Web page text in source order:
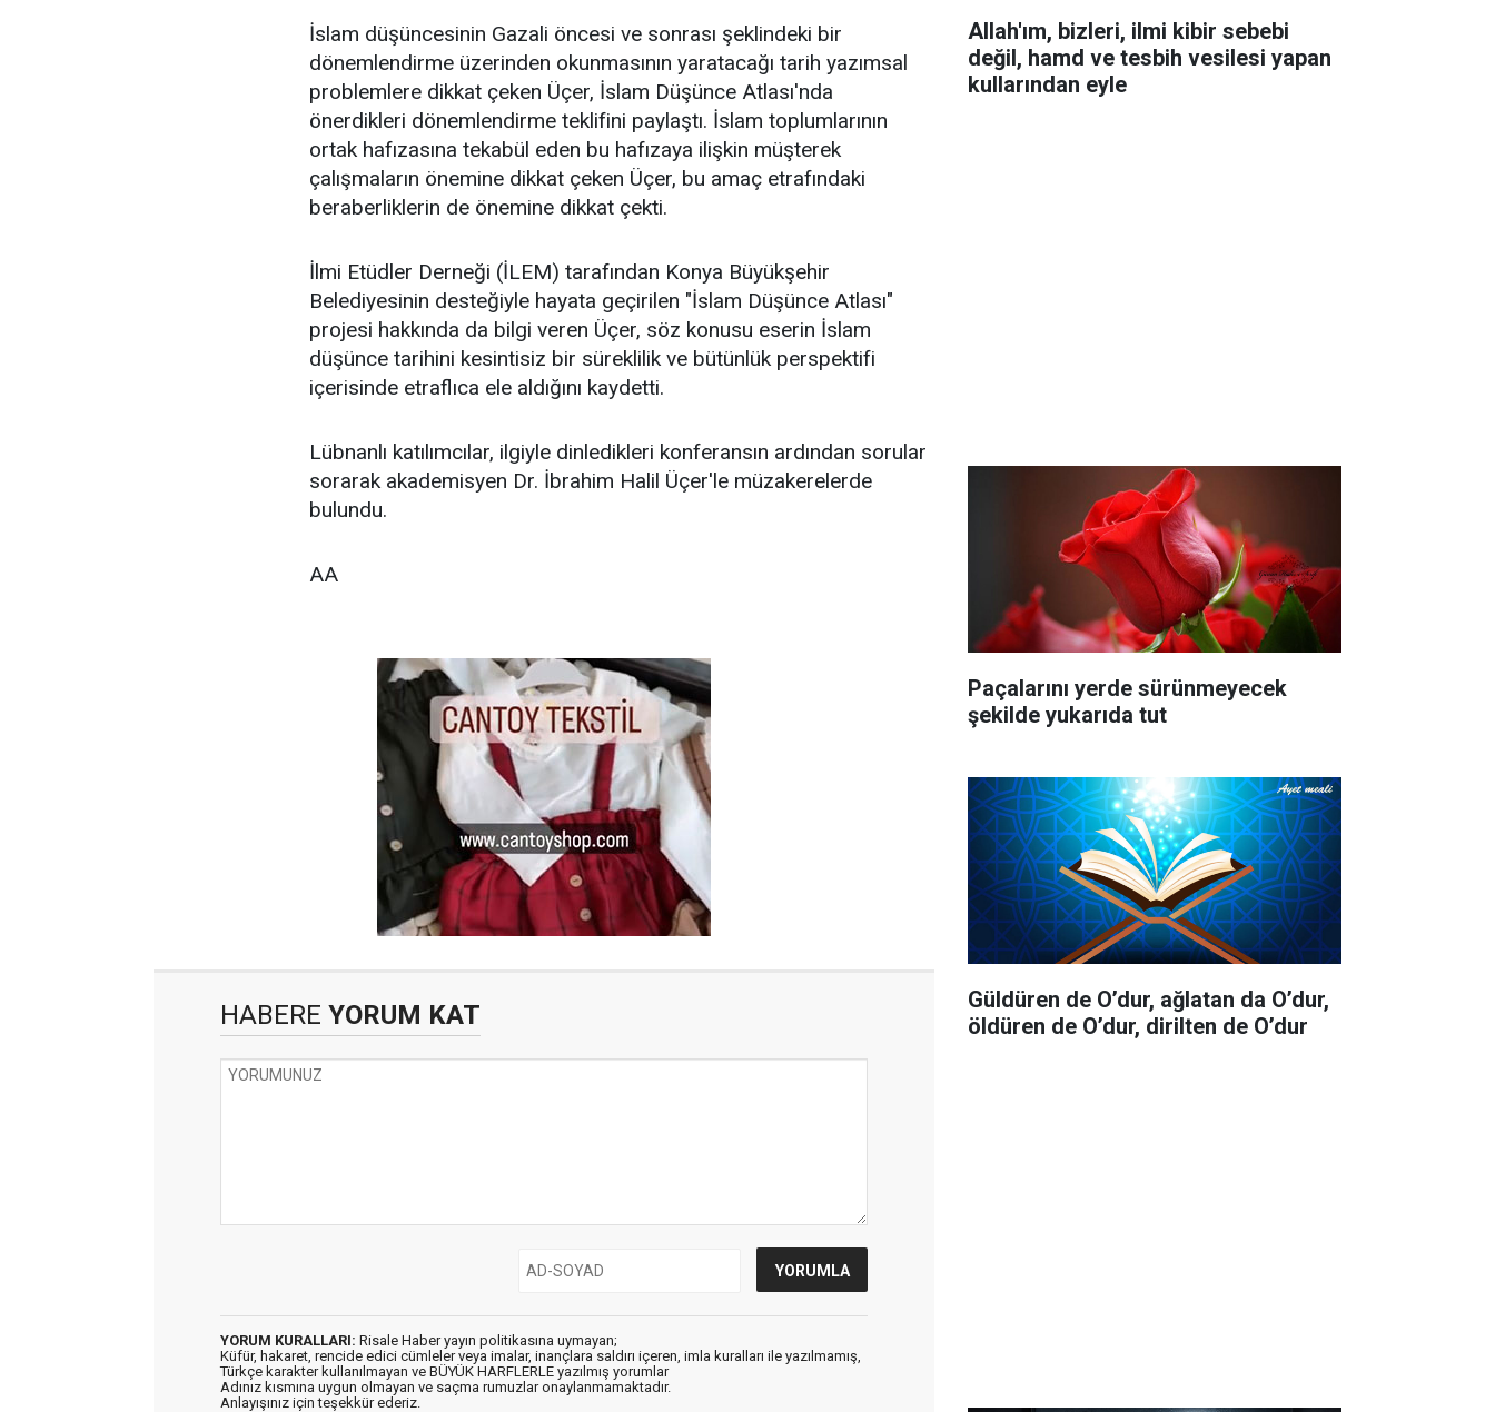
İslam düşüncesinin Gazali öncesi ve sonrası şeklindeki bir
dönemlendirme üzerinden okunmasının yaratacağı tarih yazımsal
problemlere dikkat çeken Üçer, İslam Düşünce Atlası'nda
önerdikleri dönemlendirme teklifini paylaştı. İslam toplumlarının
ortak hafızasına tekabül eden bu hafızaya ilişkin müşterek
çalışmaların önemine dikkat çeken Üçer, bu amaç etrafındaki
beraberliklerin de önemine dikkat çekti.
İlmi Etüdler Derneği (İLEM) tarafından Konya Büyükşehir
Belediyesinin desteğiyle hayata geçirilen "İslam Düşünce Atlası"
projesi hakkında da bilgi veren Üçer, söz konusu eserin İslam
düşünce tarihini kesintisiz bir süreklilik ve bütünlük perspektifi
içerisinde etraflıca ele aldığını kaydetti.
Lübnanlı katılımcılar, ilgiyle dinledikleri konferansın ardından sorular
sorarak akademisyen Dr. İbrahim Halil Üçer'le müzakerelerde
bulundu.
AA
HABERE YORUM KAT
YORUM KURALLARI: Risale Haber yayın politikasına uymayan;
Küfür, hakaret, rencide edici cümleler veya imalar, inançlara saldırı içeren, imla kuralları ile yazılmamış,
Türkçe karakter kullanılmayan ve BÜYÜK HARFLERLE yazılmış yorumlar
Adınız kısmına uygun olmayan ve saçma rumuzlar onaylanmamaktadır.
Anlayışınız için teşekkür ederiz.
Allah'ım, bizleri, ilmi kibir sebebi
değil, hamd ve tesbih vesilesi yapan
kullarından eyle
Paçalarını yerde sürünmeyecek
şekilde yukarıda tut
Güldüren de O’dur, ağlatan da O’dur,
öldüren de O’dur, dirilten de O’dur